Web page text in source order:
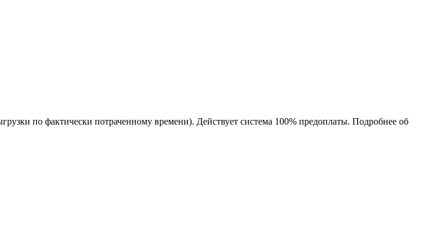
по фактически потраченному времени). Действует система 100% предоплаты. Подробнее об